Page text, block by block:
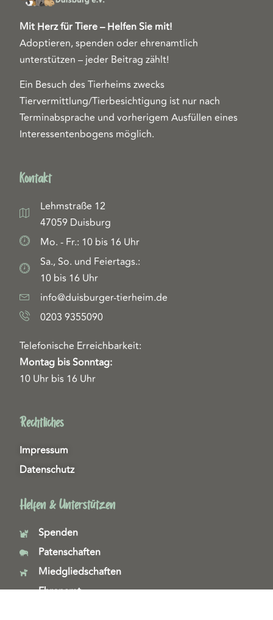
Mit Herz für Tiere – Helfen Sie mit!
Adoptieren, spenden oder ehrenamtlich
unterstützen – jeder Beitrag zählt!
Ein Besuch des Tierheims zwecks
Tiervermittlung/Tierbesichtigung ist nur nach
Terminabsprache und vorherigem Ausfüllen eines
Interessentenbogens möglich.
Kontakt
Lehmstraße 12
47059 Duisburg
Mo. - Fr.: 10 bis 16 Uhr
Sa., So. und Feiertags.:
10 bis 16 Uhr
info@duisburger-tierheim.de
0203 9355090
Telefonische Erreichbarkeit:
Montag bis Sonntag:
10 Uhr bis 16 Uhr
Rechtliches
Impressum
Datenschutz
Helfen & Unterstützen
Spenden
Patenschaften
Miedgliedschaften
Ehrenamt